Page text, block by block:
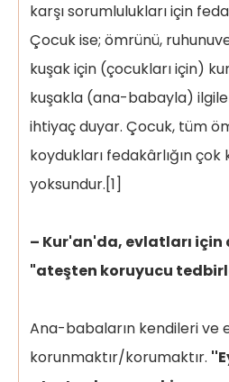
karşı sorumlulukları için
Çocuk ise; ömrünü,
kuşak için (çocukları için)
kuşakla (ana-babayla)
ihtiyaç duyar. Çocuk, tüm
koydukları fedakârlığın çok
yoksundur.[1]
– Kur'an'da, evlatları
"ateşten koruyucu
Ana-babaların kendileri ve
korunmaktır/korumaktır.